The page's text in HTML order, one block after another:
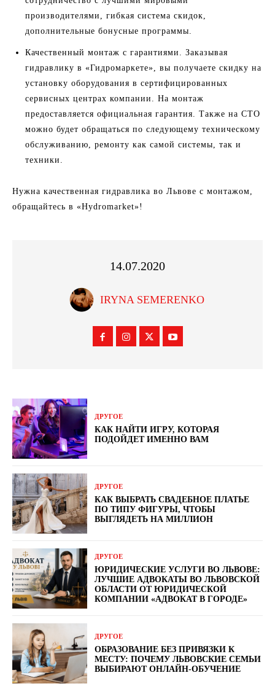
производителями, гибкая система скидок,
дополнительные бонусные программы.
Качественный монтаж с гарантиями. Заказывая
гидравлику в «Гидромаркете», вы получаете скидку на
установку оборудования в сертифицированных
сервисных центрах компании. На монтаж
предоставляется официальная гарантия. Также на СТО
можно будет обращаться по следующему техническому
обслуживанию, ремонту как самой системы, так и
техники.
Нужна качественная гидравлика во Львове с монтажом,
обращайтесь в «Hydromarket»!
14.07.2020
IRYNA SEMERENKO
ДРУГОЕ
КАК НАЙТИ ИГРУ, КОТОРАЯ
ПОДОЙДЕТ ИМЕННО ВАМ
ДРУГОЕ
КАК ВЫБРАТЬ СВАДЕБНОЕ ПЛАТЬЕ
ПО ТИПУ ФИГУРЫ, ЧТОБЫ
ВЫГЛЯДЕТЬ НА МИЛЛИОН
ДРУГОЕ
ЮРИДИЧЕСКИЕ УСЛУГИ ВО ЛЬВОВЕ:
ЛУЧШИЕ АДВОКАТЫ ВО ЛЬВОВСКОЙ
ОБЛАСТИ ОТ ЮРИДИЧЕСКОЙ
КОМПАНИИ «АДВОКАТ В ГОРОДЕ»
ДРУГОЕ
ОБРАЗОВАНИЕ БЕЗ ПРИВЯЗКИ К
МЕСТУ: ПОЧЕМУ ЛЬВОВСКИЕ СЕМЬИ
ВЫБИРАЮТ ОНЛАЙН-ОБУЧЕНИЕ